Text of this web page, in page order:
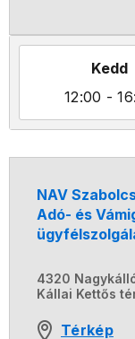
Kedd
12:00 -
NAV
Adó- és
4320
Kállai Kettős
Térkép